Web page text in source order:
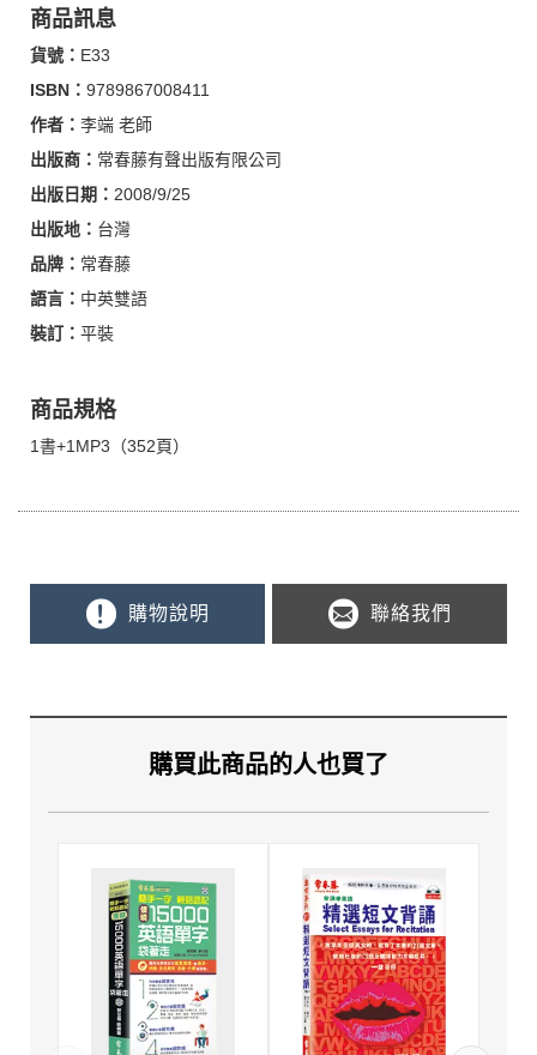
商品訊息
貨號： E33
ISBN： 9789867008411
作者： 李端 老師
出版商： 常春藤有聲出版有限公司
出版日期： 2008/9/25
出版地： 台灣
品牌： 常春藤
語言： 中英雙語
裝訂： 平裝
商品規格
1書+1MP3（352頁）
購物說明 聯絡我們
購買此商品的人也買了